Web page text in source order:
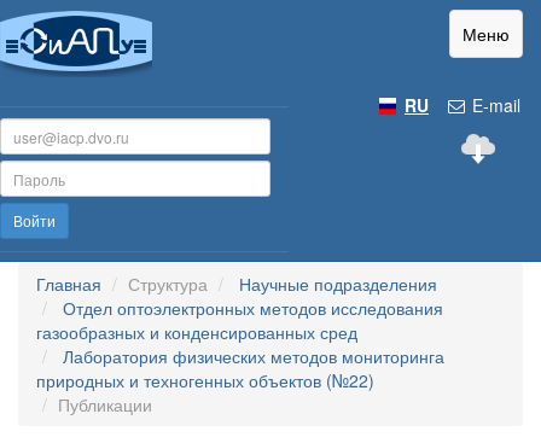
Меню
E-mail
RU
Войти
Главная Структура
Научные подразделения
Отдел оптоэлектронных методов исследования
газообразных и конденсированных сред
Лаборатория физических методов мониторинга
природных и техногенных объектов (№22)
Публикации